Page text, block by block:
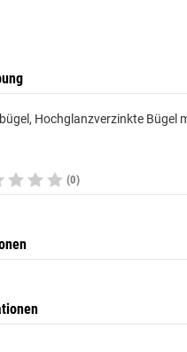
Hochglanzverzinkte
(0)